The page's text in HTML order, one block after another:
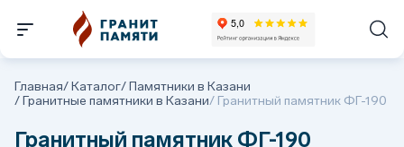
Главная/Каталог/Памятники в Казани
/Гранитные памятники в Казани/ Гранитный памятник ФГ-190
Гранитный памятник ФГ-190